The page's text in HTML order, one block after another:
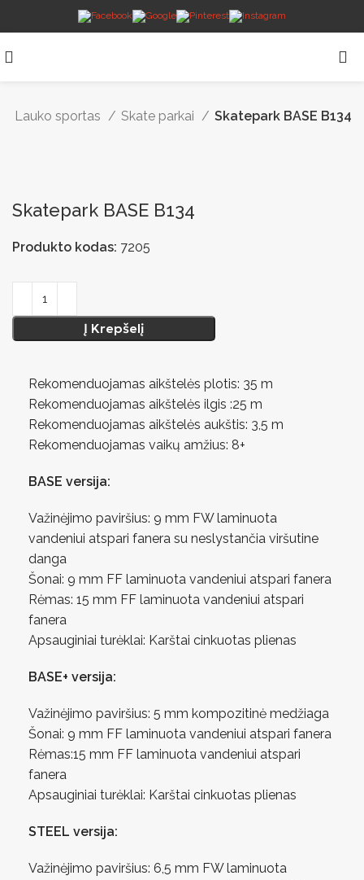
Lauko sportas Skate parkai Skatepark BASE B134
Skatepark BASE B134
Produkto kodas: 7205
Į Krepšelį
Rekomenduojamas aikštelės plotis: 35 m
Rekomenduojamas aikštelės ilgis :25 m
Rekomenduojamas aikštelės aukštis: 3,5 m
Rekomenduojamas vaikų amžius: 8+
BASE versija:
Važinėjimo paviršius: 9 mm FW laminuota
vandeniui atspari fanera su neslystančia viršutine
danga
Šonai: 9 mm FF laminuota vandeniui atspari fanera
Rėmas: 15 mm FF laminuota vandeniui atspari
fanera
Apsauginiai turėklai: Karštai cinkuotas plienas
BASE+ versija:
Važinėjimo paviršius: 5 mm kompozitinė medžiaga
Šonai: 9 mm FF laminuota vandeniui atspari fanera
Rėmas:15 mm FF laminuota vandeniui atspari
fanera
Apsauginiai turėklai: Karštai cinkuotas plienas
STEEL versija:
Važinėjimo paviršius: 6,5 mm FW laminuota